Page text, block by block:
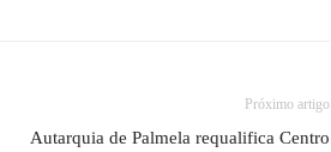
Próximo artigo
Autarquia de Palmela requalifica Centro